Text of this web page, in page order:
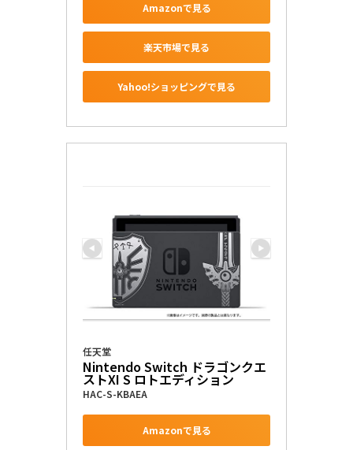
Amazonで見る
楽天市場で見る
Yahoo!ショッピングで見る
任天堂
Nintendo Switch ドラゴンクエ
ストXI S ロトエディション
HAC-S-KBAEA
Amazonで見る